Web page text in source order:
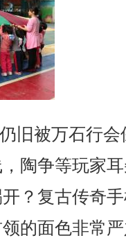
旧被万石行
陶争等玩家
？复古传奇
的面色非常